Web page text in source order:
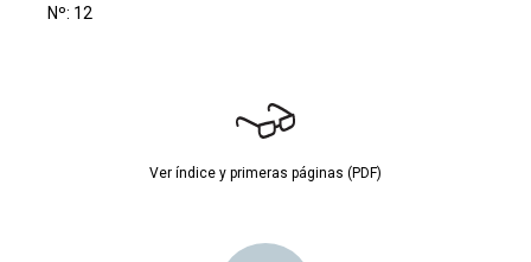
Nº: 12
Ver índice y primeras páginas (PDF)